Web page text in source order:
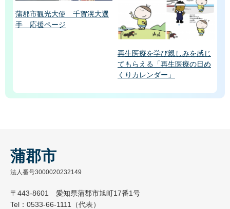
蒲郡市観光大使 千賀滉大選
手 応援ページ
再生医療を学び親しみを感じ
てもらえる「再生医療の日め
くりカレンダー」
蒲郡市
法人番号3000020232149
〒443-8601 愛知県蒲郡市旭町17番1号
Tel：0533-66-1111（代表）